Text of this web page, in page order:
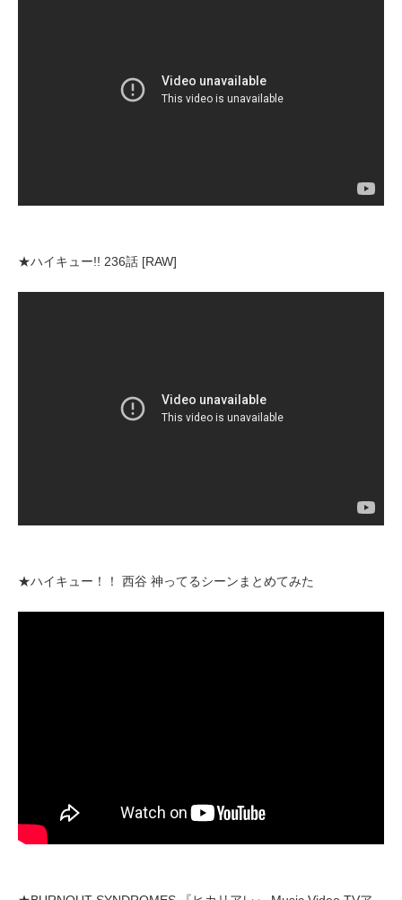
★ハイキュー!! 236話 [RAW]
★ハイキュー！！ 西谷 神ってるシーンまとめてみた